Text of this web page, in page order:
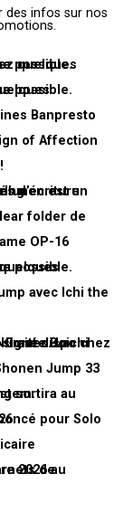
des infos sur nos